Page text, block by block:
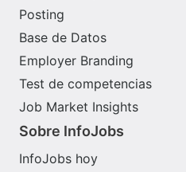
Posting
Base de Datos
Employer Branding
Test de competencias
Job Market Insights
Sobre InfoJobs
InfoJobs hoy